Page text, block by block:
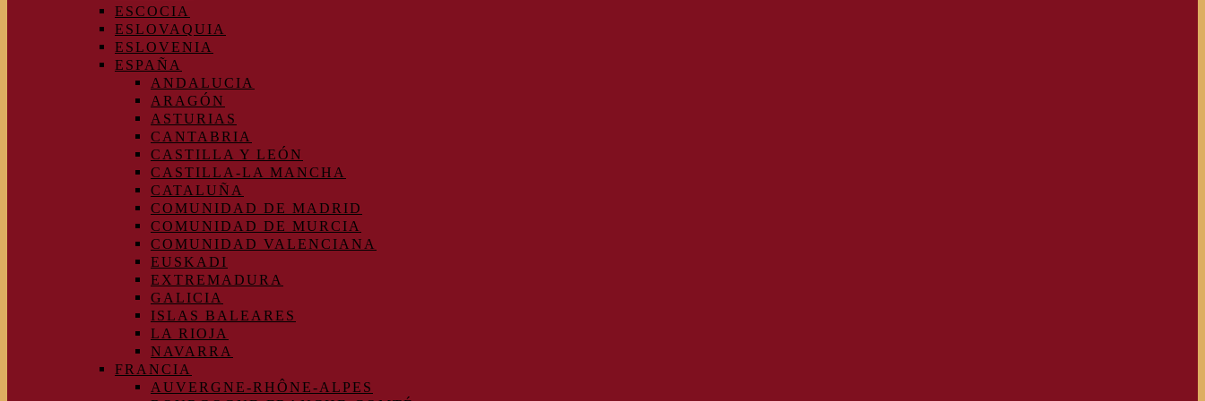
ESCOCIA
ESLOVAQUIA
ESLOVENIA
ESPAÑA
ANDALUCIA
ARAGÓN
ASTURIAS
CANTABRIA
CASTILLA Y LEÓN
CASTILLA-LA MANCHA
CATALUÑA
COMUNIDAD DE MADRID
COMUNIDAD DE MURCIA
COMUNIDAD VALENCIANA
EUSKADI
EXTREMADURA
GALICIA
ISLAS BALEARES
LA RIOJA
NAVARRA
FRANCIA
AUVERGNE-RHÔNE-ALPES